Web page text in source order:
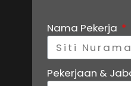
Nama Pekerja
Pekerjaan &